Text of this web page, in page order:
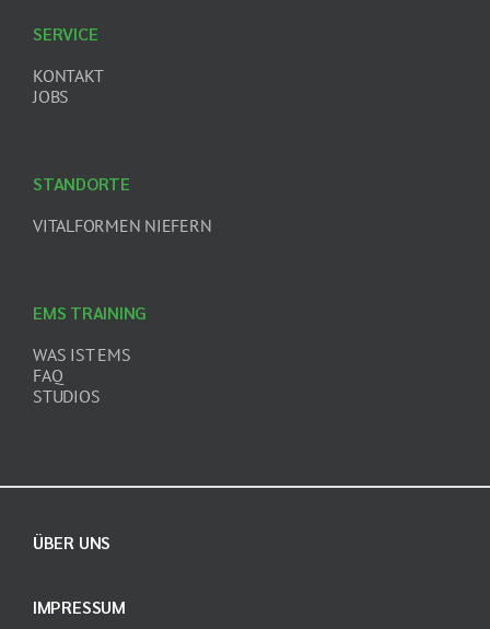
EMS TRAINING
WAS IST EMS
FAQ
STUDIOS
SERVICE
KONTAKT
JOBS
STANDORTE
VITALFORMEN NIEFERN
ÜBER UNS
IMPRESSUM